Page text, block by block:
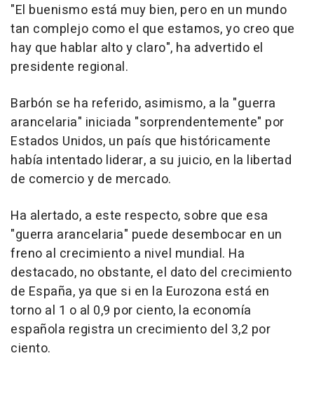
"El buenismo está muy bien, pero en un mundo
tan complejo como el que estamos, yo creo que
hay que hablar alto y claro", ha advertido el
presidente regional.
Barbón se ha referido, asimismo, a la "guerra
arancelaria" iniciada "sorprendentemente" por
Estados Unidos, un país que históricamente
había intentado liderar, a su juicio, en la libertad
de comercio y de mercado.
Ha alertado, a este respecto, sobre que esa
"guerra arancelaria" puede desembocar en un
freno al crecimiento a nivel mundial. Ha
destacado, no obstante, el dato del crecimiento
de España, ya que si en la Eurozona está en
torno al 1 o al 0,9 por ciento, la economía
española registra un crecimiento del 3,2 por
ciento.